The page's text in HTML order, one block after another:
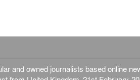
বিদেশি
বিধি-নিষেধ
and owned journalists based online